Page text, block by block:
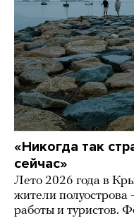
«Никогда так
сейчас»
Лето 2026 года в
жители полуострова
работы и туристов.